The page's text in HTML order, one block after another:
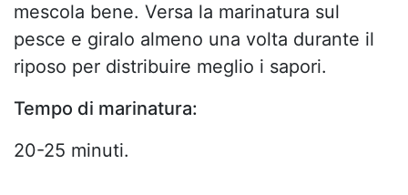
mescola bene. Versa la marinatura sul
pesce e giralo almeno una volta durante il
riposo per distribuire meglio i sapori.
Tempo di marinatura:
20-25 minuti.